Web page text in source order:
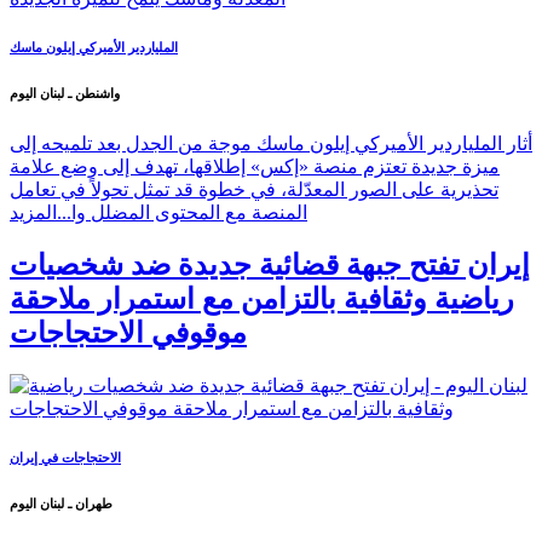
الملياردير الأميركي إيلون ماسك
واشنطن ـ لبنان اليوم
أثار الملياردير الأميركي إيلون ماسك موجة من الجدل بعد تلميحه إلى
ميزة جديدة تعتزم منصة «إكس» إطلاقها، تهدف إلى وضع علامة
تحذيرية على الصور المعدّلة، في خطوة قد تمثل تحولاً في تعامل
المنصة مع المحتوى المضلل وا... المزيد
إيران تفتح جبهة قضائية جديدة ضد شخصيات
رياضية وثقافية بالتزامن مع استمرار ملاحقة
موقوفي الاحتجاجات
الاحتجاجات في إيران
طهران ـ لبنان اليوم